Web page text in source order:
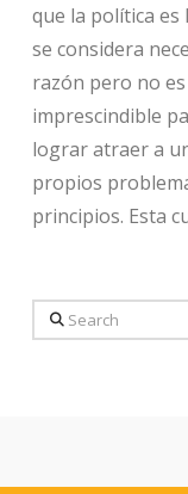
que la política
se considera
razón pero no
imprescindible
lograr atraer a
propios
principios. Esta
Search